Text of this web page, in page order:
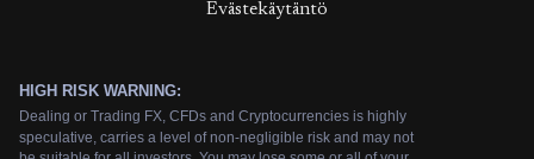
Evästekäytäntö